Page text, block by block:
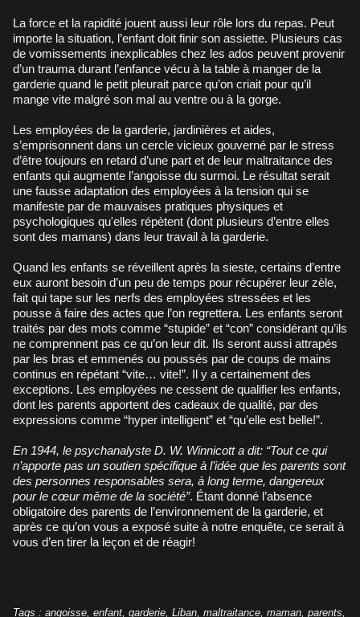
La force et la rapidité jouent aussi leur rôle lors du repas. Peut
importe la situation, l’enfant doit finir son assiette. Plusieurs cas
de vomissements inexplicables chez les ados peuvent provenir
d’un trauma durant l’enfance vécu à la table à manger de la
garderie quand le petit pleurait parce qu’on criait pour qu’il
mange vite malgré son mal au ventre ou à la gorge.
Les employées de la garderie, jardinières et aides,
s’emprisonnent dans un cercle vicieux gouverné par le stress
d’être toujours en retard d’une part et de leur maltraitance des
enfants qui augmente l’angoisse du surmoi. Le résultat serait
une fausse adaptation des employées à la tension qui se
manifeste par de mauvaises pratiques physiques et
psychologiques qu'elles répètent (dont plusieurs d’entre elles
sont des mamans) dans leur travail à la garderie.
Quand les enfants se réveillent après la sieste, certains d’entre
eux auront besoin d’un peu de temps pour récupérer leur zèle,
fait qui tape sur les nerfs des employées stressées et les
pousse à faire des actes que l’on regrettera. Les enfants seront
traités par des mots comme “stupide” et “con” considérant qu’ils
ne comprennent pas ce qu’on leur dit. Ils seront aussi attrapés
par les bras et emmenés ou poussés par de coups de mains
continus en répétant “vite… vite!”. Il y a certainement des
exceptions. Les employées ne cessent de qualifier les enfants,
dont les parents apportent des cadeaux de qualité, par des
expressions comme “hyper intelligent” et “qu’elle est belle!”.
En 1944, le psychanalyste D. W. Winnicott a dit: “Tout ce qui
n’apporte pas un soutien spécifique à l’idée que les parents sont
des personnes responsables sera, à long terme, dangereux
pour le cœur même de la société”. Étant donné l’absence
obligatoire des parents de l’environnement de la garderie, et
après ce qu’on vous a exposé suite à notre enquête, ce serait à
vous d’en tirer la leçon et de réagir!
Tags : angoisse enfant garderie Liban maltraitance maman parents